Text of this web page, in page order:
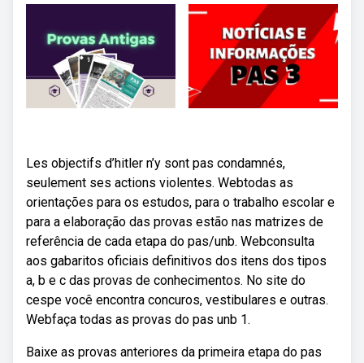
Les objectifs d’hitler n’y sont pas condamnés,
seulement ses actions violentes. Webtodas as
orientações para os estudos, para o trabalho escolar e
para a elaboração das provas estão nas matrizes de
referência de cada etapa do pas/unb. Webconsulta
aos gabaritos oficiais definitivos dos itens dos tipos
a, b e c das provas de conhecimentos. No site do
cespe você encontra concuros, vestibulares e outras.
Webfaça todas as provas do pas unb 1.
Baixe as provas anteriores da primeira etapa do pas